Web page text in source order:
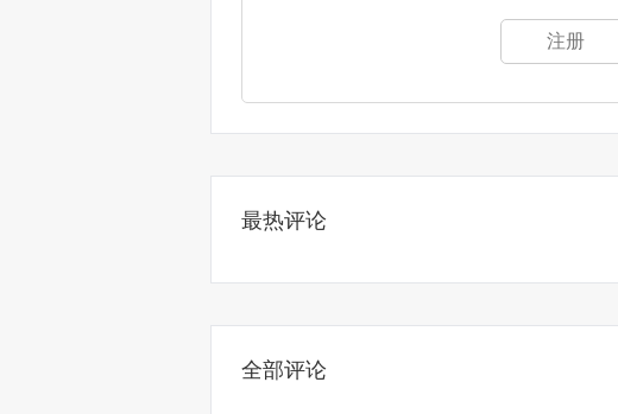
注册
最热评论
全部评论